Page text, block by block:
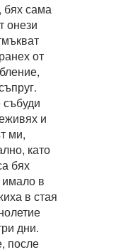
бях сама
онези
от
събуди
и
ми,
като
бях
имало в
в стая
дни.
после